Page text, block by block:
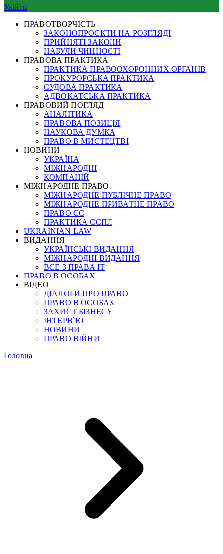
Увійти
ПРАВОТВОРЧІСТЬ
ЗАКОНОПРОЄКТИ НА РОЗГЛЯДІ
ПРИЙНЯТІ ЗАКОНИ
НАБУЛИ ЧИННОСТІ
ПРАВОВА ПРАКТИКА
ПРАКТИКА ПРАВООХОРОННИХ ОРГАНІВ
ПРОКУРОРСЬКА ПРАКТИКА
СУДОВА ПРАКТИКА
АДВОКАТСЬКА ПРАКТИКА
ПРАВОВИЙ ПОГЛЯД
АНАЛІТИКА
ПРАВОВА ПОЗИЦІЯ
НАУКОВА ДУМКА
ПРАВО В МИСТЕЦТВІ
НОВИНИ
УКРАЇНА
МІЖНАРОДНІ
КОМПАНІЙ
МІЖНАРОДНЕ ПРАВО
МІЖНАРОДНЕ ПУБЛІЧНЕ ПРАВО
МІЖНАРОДНЕ ПРИВАТНЕ ПРАВО
ПРАВО ЄС
ПРАКТИКА ЄСПЛ
UKRAINIAN LAW
ВИДАННЯ
УКРАЇНСЬКІ ВИДАННЯ
МІЖНАРОДНІ ВИДАННЯ
ВСЕ З ПРАВА ІТ
ПРАВО В ОСОБАХ
ВІДЕО
ДІАЛОГИ ПРО ПРАВО
ПРАВО В ОСОБАХ
ЗАХИСТ БІЗНЕСУ
ІНТЕРВ`Ю
НОВИНИ
ПРАВО ВІЙНИ
Головна